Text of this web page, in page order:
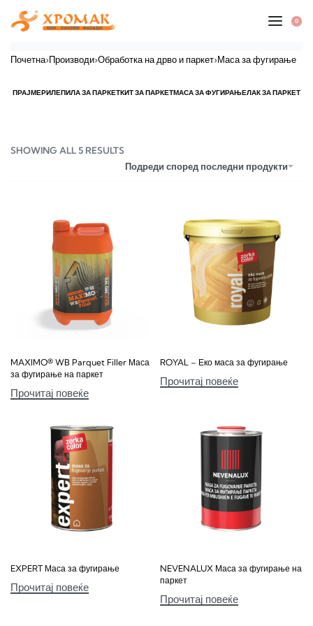
0
Почетна›Производи›Обработка на дрво и паркет›Маса за фугирање
ПРАЈМЕРИЛЕПИЛА ЗА ПАРКЕТКИТ ЗА ПАРКЕТМАСА ЗА ФУГИРАЊЕЛАК ЗА ПАРКЕТ
SHOWING ALL 5 RESULTS
Подреди според последни продукти
MAXIMO® WB Parquet Filler Маса
за фугирање на паркет
Прочитај повеќе
ROYAL – Еко маса за фугирање
Прочитај повеќе
EXPERT Маса за фугирање
Прочитај повеќе
NEVENALUX Маса за фугирање на
паркет
Прочитај повеќе